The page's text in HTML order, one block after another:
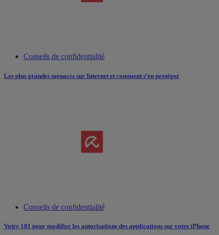
Conseils de confidentialité
Les plus grandes menaces sur Internet et comment s’en protéger
Conseils de confidentialité
Votre 101 pour modifier les autorisations des applications sur votre iPhone